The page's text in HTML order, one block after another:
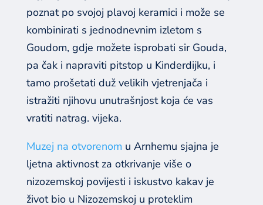
poznat po svojoj plavoj keramici i može se
kombinirati s jednodnevnim izletom s
Goudom, gdje možete isprobati sir Gouda,
pa čak i napraviti pitstop u Kinderdijku, i
tamo prošetati duž velikih vjetrenjača i
istražiti njihovu unutrašnjost koja će vas
vratiti natrag. vijeka.
Muzej na otvorenom u Arnhemu sjajna je
ljetna aktivnost za otkrivanje više o
nizozemskoj povijesti i iskustvo kakav je
život bio u Nizozemskoj u proteklim